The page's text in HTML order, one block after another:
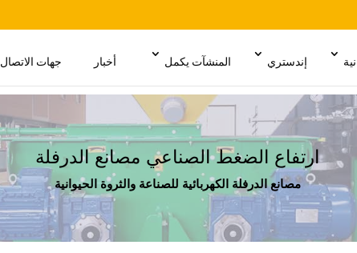
إندستري المنشآت يكمل أخبار جهات الاتصال
ارتفاع الضغط الصناعي مصانع الدرفلة
مصانع الدرفلة الكهربائية للصناعة والثروة الحيوانية